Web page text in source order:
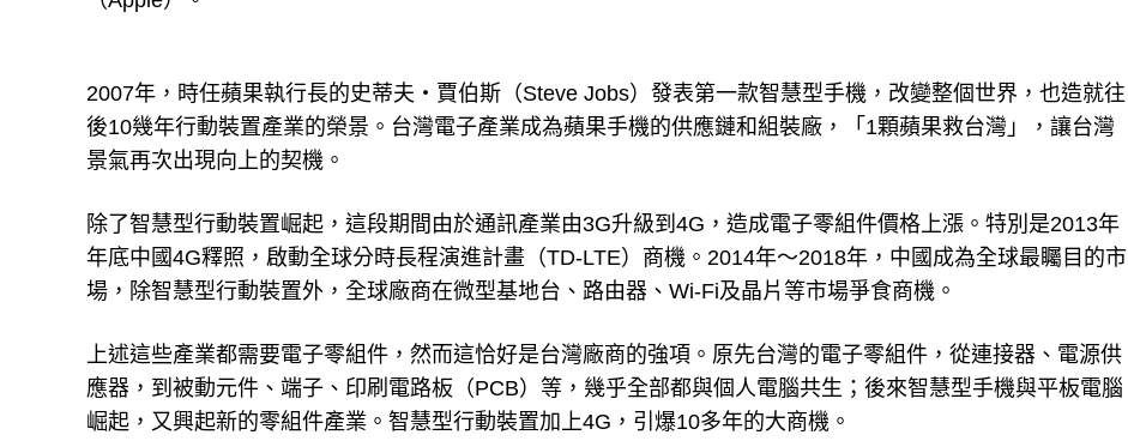
2007年，時任蘋果執行長的史蒂夫・賈伯斯（Steve Jobs）發表第一款智慧型手機，改變整個世界，也造就往
後10幾年行動裝置產業的榮景。台灣電子產業成為蘋果手機的供應鏈和組裝廠，「1顆蘋果救台灣」，讓台灣
景氣再次出現向上的契機。
除了智慧型行動裝置崛起，這段期間由於通訊產業由3G升級到4G，造成電子零組件價格上漲。特別是2013年
年底中國4G釋照，啟動全球分時長程演進計畫（TD-LTE）商機。2014年～2018年，中國成為全球最矚目的市
場，除智慧型行動裝置外，全球廠商在微型基地台、路由器、Wi-Fi及晶片等市場爭食商機。
上述這些產業都需要電子零組件，然而這恰好是台灣廠商的強項。原先台灣的電子零組件，從連接器、電源供
應器，到被動元件、端子、印刷電路板（PCB）等，幾乎全部都與個人電腦共生；後來智慧型手機與平板電腦
崛起，又興起新的零組件產業。智慧型行動裝置加上4G，引爆10多年的大商機。